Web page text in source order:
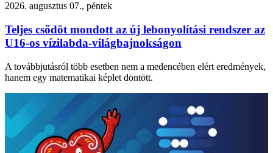
2026. augusztus 07., péntek
Teljes csődöt mondott az új lebonyolítási rendszer az
U16-os vízilabda-világbajnokságon
A továbbjutásról több esetben nem a medencében elért eredmények,
hanem egy matematikai képlet döntött.